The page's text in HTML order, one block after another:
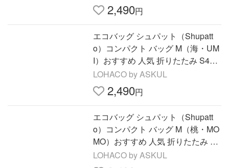
2,490円
エコバッグ シュパット（Shupatt
o）コンパクト バッグ M（海・UM
I）おすすめ 人気 折りたたみ S467
U 1個 マーナ
LOHACO by ASKUL
2,490円
エコバッグ シュパット（Shupatt
o）コンパクト バッグ M（桃・MO
MO）おすすめ 人気 折りたたみ S4
67MOM 1個 マーナ
LOHACO by ASKUL